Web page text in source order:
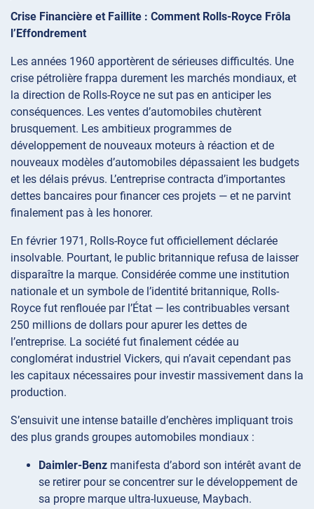
Crise Financière et Faillite : Comment Rolls-Royce Frôla
l’Effondrement
Les années 1960 apportèrent de sérieuses difficultés. Une
crise pétrolière frappa durement les marchés mondiaux, et
la direction de Rolls-Royce ne sut pas en anticiper les
conséquences. Les ventes d’automobiles chutèrent
brusquement. Les ambitieux programmes de
développement de nouveaux moteurs à réaction et de
nouveaux modèles d’automobiles dépassaient les budgets
et les délais prévus. L’entreprise contracta d’importantes
dettes bancaires pour financer ces projets — et ne parvint
finalement pas à les honorer.
En février 1971, Rolls-Royce fut officiellement déclarée
insolvable. Pourtant, le public britannique refusa de laisser
disparaître la marque. Considérée comme une institution
nationale et un symbole de l’identité britannique, Rolls-
Royce fut renflouée par l’État — les contribuables versant
250 millions de dollars pour apurer les dettes de
l’entreprise. La société fut finalement cédée au
conglomérat industriel Vickers, qui n’avait cependant pas
les capitaux nécessaires pour investir massivement dans la
production.
S’ensuivit une intense bataille d’enchères impliquant trois
des plus grands groupes automobiles mondiaux :
Daimler-Benz manifesta d’abord son intérêt avant de
se retirer pour se concentrer sur le développement de
sa propre marque ultra-luxueuse, Maybach.